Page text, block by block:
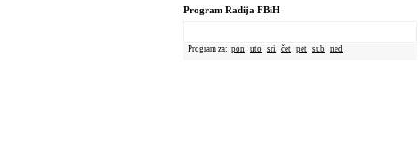
Program Radija FBiH
Program za: pon uto sri čet pet sub ned